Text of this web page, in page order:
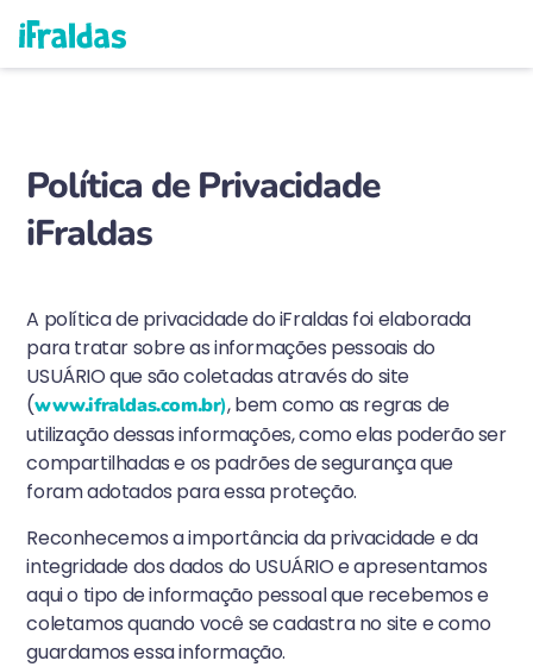
Política de Privacidade
iFraldas
A política de privacidade do iFraldas foi elaborada
para tratar sobre as informações pessoais do
USUÁRIO que são coletadas através do site
(www.ifraldas.com.br), bem como as regras de
utilização dessas informações, como elas poderão ser
compartilhadas e os padrões de segurança que
foram adotados para essa proteção.
Reconhecemos a importância da privacidade e da
integridade dos dados do USUÁRIO e apresentamos
aqui o tipo de informação pessoal que recebemos e
coletamos quando você se cadastra no site e como
guardamos essa informação.